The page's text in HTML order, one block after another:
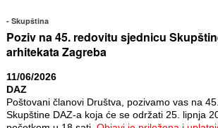
Skupština
Poziv na 45. redovitu sjednicu
arhitekata Zagreba
11/06/2026
DAZ
Poštovani članovi Društva, pozivamo vas na
Skupštine DAZ-a koja će se održati 25. lipnja